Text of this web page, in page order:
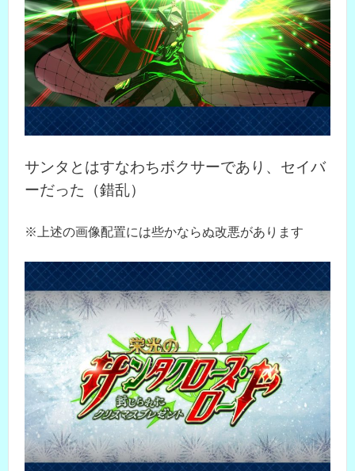
サンタとはすなわちボクサーであり、セイバ
ーだった（錯乱）
※上述の画像配置には些かならぬ改悪があります